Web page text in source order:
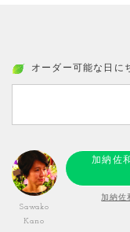
オーダー可能な日に
Sawako
Kano
加納佐
加納佐